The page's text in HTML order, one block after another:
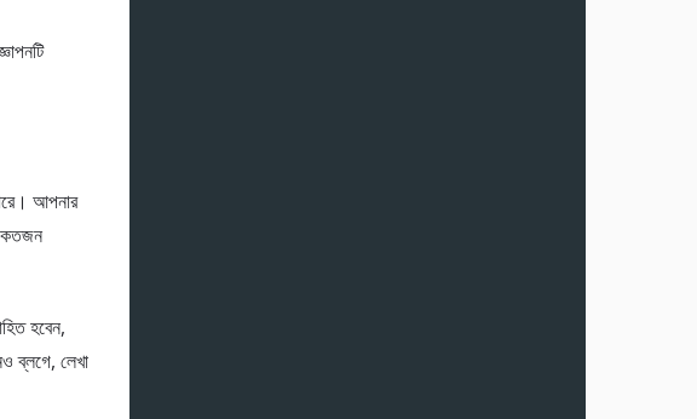
আপনার
কতজন
হবেন,
ব্লগে, লেখা